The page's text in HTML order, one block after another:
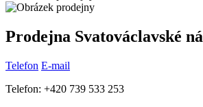
Prodejna Svatováclavské
Telefon E-mail
Telefon: +420 739 533 253